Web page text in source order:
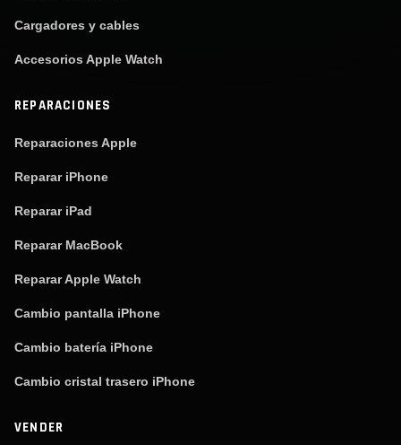
Cargadores y cables
Accesorios Apple Watch
REPARACIONES
Reparaciones Apple
Reparar iPhone
Reparar iPad
Reparar MacBook
Reparar Apple Watch
Cambio pantalla iPhone
Cambio batería iPhone
Cambio cristal trasero iPhone
VENDER